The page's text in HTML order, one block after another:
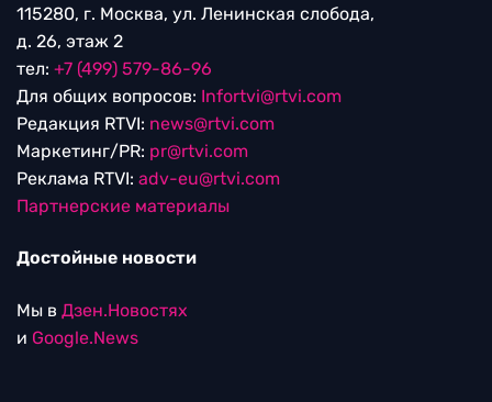
115280, г. Москва, ул. Ленинская слобода,
д. 26, этаж 2
тел: +7 (499) 579-86-96
Для общих вопросов: Infortvi@rtvi.com
Редакция RTVI: news@rtvi.com
Маркетинг/PR: pr@rtvi.com
Реклама RTVI: adv-eu@rtvi.com
Партнерские материалы
Достойные новости
Мы в Дзен.Новостях
и Google.News